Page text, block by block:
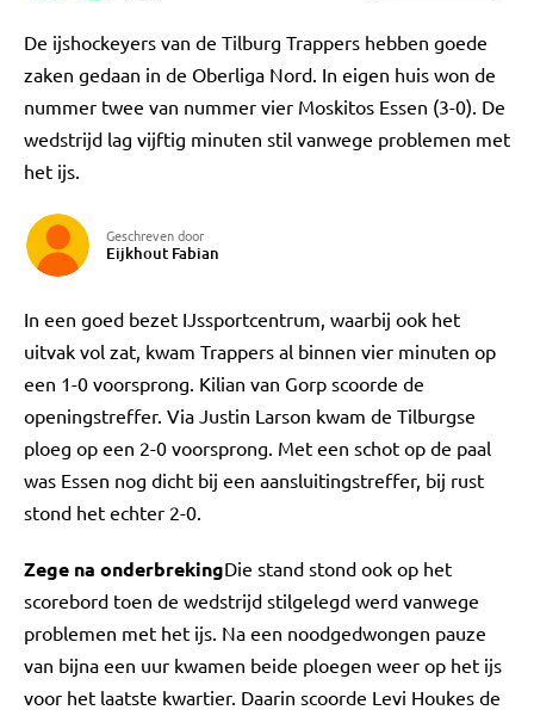
De ijshockeyers van de Tilburg Trappers hebben goede
zaken gedaan in de Oberliga Nord. In eigen huis won de
nummer twee van nummer vier Moskitos Essen (3-0). De
wedstrijd lag vijftig minuten stil vanwege problemen met
het ijs.
Geschreven door
Eijkhout Fabian
In een goed bezet IJssportcentrum, waarbij ook het
uitvak vol zat, kwam Trappers al binnen vier minuten op
een 1-0 voorsprong. Kilian van Gorp scoorde de
openingstreffer. Via Justin Larson kwam de Tilburgse
ploeg op een 2-0 voorsprong. Met een schot op de paal
was Essen nog dicht bij een aansluitingstreffer, bij rust
stond het echter 2-0.
Zege na onderbrekingDie stand stond ook op het
scorebord toen de wedstrijd stilgelegd werd vanwege
problemen met het ijs. Na een noodgedwongen pauze
van bijna een uur kwamen beide ploegen weer op het ijs
voor het laatste kwartier. Daarin scoorde Levi Houkes de